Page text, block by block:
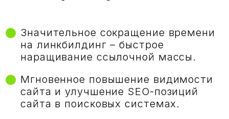
Значительное сокращение времени
на линкбилдинг – быстрое
наращивание ссылочной массы.
Мгновенное повышение видимости
сайта и улучшение SEO-позиций
сайта в поисковых системах.